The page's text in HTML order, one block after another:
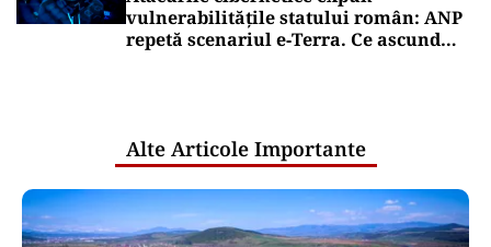
vulnerabilitățile statului român: ANP
repetă scenariul e‑Terra. Ce ascund
Alte Articole Importante